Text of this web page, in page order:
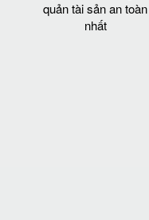
quản tài sản an toàn
nhất